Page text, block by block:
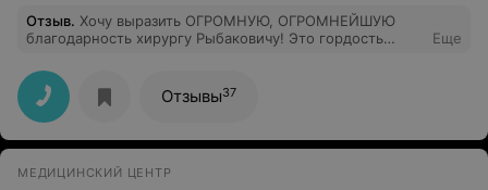
Отзыв. Хочу выразить ОГРОМНУЮ, ОГРОМНЕЙШУЮ
благодарность хирургу Рыбаковичу! Это гордость
целом!! Таким и должен быть настоящий врач! Не
побоюсь сказать, что таких профессионалов, как он
больше нет!!!! Крепкого здоровья, прекрасный
доктор!!!
Еще
Отзывы37
МЕДИЦИНСКИЙ ЦЕНТР